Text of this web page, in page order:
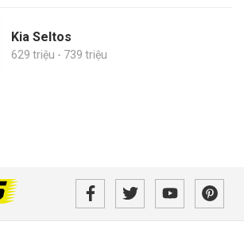
Kia Seltos
629 triệu - 739 triệu